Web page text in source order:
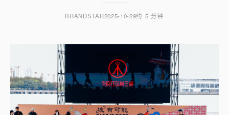
BRANDSTAR2025-10-29约 5 分钟